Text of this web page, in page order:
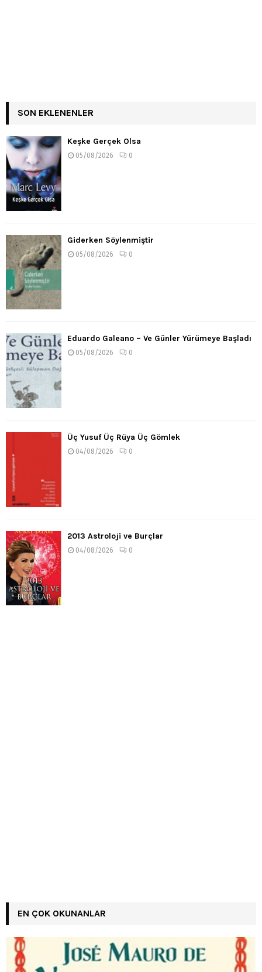
SON EKLENENLER
Keşke Gerçek Olsa
05/08/2026 0
Giderken Söylenmiştir
05/08/2026 0
Eduardo Galeano – Ve Günler Yürümeye Başladı
05/08/2026 0
Üç Yusuf Üç Rüya Üç Gömlek
04/08/2026 0
2013 Astroloji ve Burçlar
04/08/2026 0
EN ÇOK OKUNANLAR